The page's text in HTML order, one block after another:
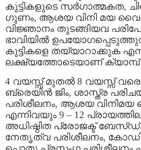
കുട്ടികളുടെ സർഗാത്മകത,
ഗുണം, ആശയ വിനി മയ
വിജ്ഞാനം തുടങ്ങിയവ
ഭാവിയിൽ
കുട്ടികളെ തയ്യാറാക്കുക
ലക്ഷ്യത്തോടെയാണ് ക്യാമ്പ്
4 വയസ്സ് മുതൽ 8 വയസ്സ്
ബ്രെയിൻ ജിം, ശാസ്ത്ര
പരിശീലനം, ആശയ
എന്നിവയും 9 – 12
അധിഷ്ഠിത പ്രോജക്ട് ബേസ്ഡ്,
നേതൃത്വ പരിശീലനം,